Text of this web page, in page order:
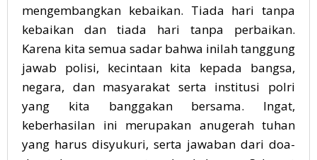
mengembangkan kebaikan. Tiada hari tanpa
kebaikan dan tiada hari tanpa perbaikan.
Karena kita semua sadar bahwa inilah tanggung
jawab polisi, kecintaan kita kepada bangsa,
negara, dan masyarakat serta institusi polri
yang kita banggakan bersama. Ingat,
keberhasilan ini merupakan anugerah tuhan
yang harus disyukuri, serta jawaban dari doa-